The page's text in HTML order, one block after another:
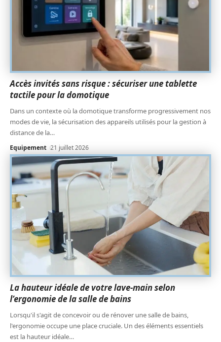
Accès invités sans risque : sécuriser une tablette
tactile pour la domotique
Dans un contexte où la domotique transforme progressivement nos
modes de vie, la sécurisation des appareils utilisés pour la gestion à
distance de la…
Equipement 21 juillet 2026
La hauteur idéale de votre lave-main selon
l’ergonomie de la salle de bains
Lorsqu'il s'agit de concevoir ou de rénover une salle de bains,
l'ergonomie occupe une place cruciale. Un des éléments essentiels
est la hauteur idéale…